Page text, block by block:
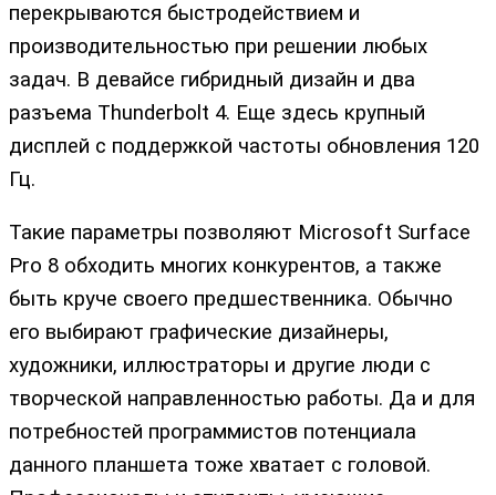
перекрываются быстродействием и
производительностью при решении любых
задач. В девайсе гибридный дизайн и два
разъема Thunderbolt 4. Еще здесь крупный
дисплей с поддержкой частоты обновления 120
Гц.
Такие параметры позволяют Microsoft Surface
Pro 8 обходить многих конкурентов, а также
быть круче своего предшественника. Обычно
его выбирают графические дизайнеры,
художники, иллюстраторы и другие люди с
творческой направленностью работы. Да и для
потребностей программистов потенциала
данного планшета тоже хватает с головой.